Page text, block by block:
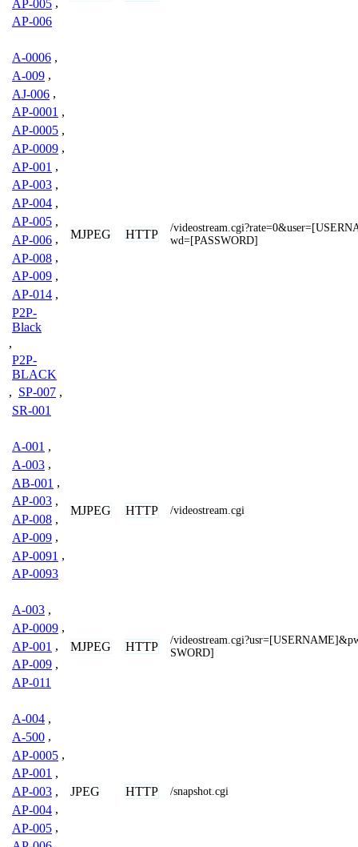
AP-005 ,
AP-006
A-0006 ,
A-009 ,
AJ-006 ,
AP-0001 ,
AP-0005 ,
AP-0009 ,
AP-001 ,
AP-003 ,
AP-004 ,
AP-005 ,
AP-006 ,
AP-008 ,
AP-009 ,
AP-014 ,
P2P-
Black
,
P2P-
BLACK
, SP-007 ,
SR-001
MJPEG HTTP
/
wd=[PASSWORD]
A-001 ,
A-003 ,
AB-001 ,
AP-003 ,
AP-008 ,
AP-009 ,
AP-0091 ,
AP-0093
MJPEG HTTP /videostream.cgi
A-003 ,
AP-0009 ,
AP-001 ,
AP-009 ,
AP-011
MJPEG HTTP
/
SWORD]
A-004 ,
A-500 ,
AP-0005 ,
AP-001 ,
AP-003 ,
AP-004 ,
AP-005 ,
JPEG HTTP /snapshot.cgi